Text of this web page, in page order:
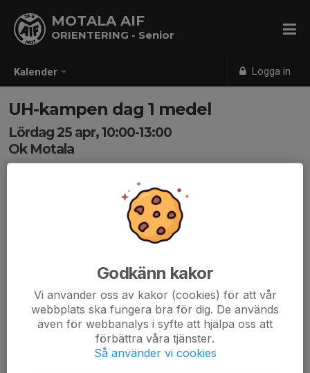
Kalender Logga in
MOTALA AIF
ORIENTERING - Senior
UH-kampen dag 1 medel
Lördag 25 apr, 10:00-13:00
Ok Motala
eventor.orientering.se/Events/Show/52311
Godkänn kakor
Vi använder oss av kakor (cookies) för att vår
webbplats ska fungera bra för dig. De används
även för webbanalys i syfte att hjälpa oss att
förbättra våra tjänster.
Så använder vi cookies